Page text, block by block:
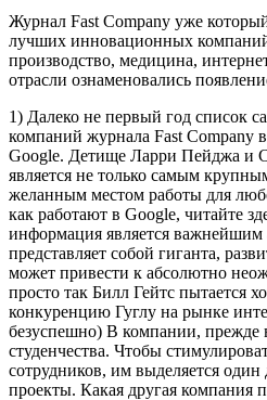
Журнал Fast Company уже
лучших инновационных
производство, медицина,
отрасли ознаменовались
1) Далеко не первый год список
компаний журнала Fast Company
Google. Детище Ларри Пейджа и
является не только самым
желанным местом работы для
как работают в Google, читайте
информация является важнейшим
представляет собой гиганта,
может привести к абсолютно
просто так Билл Гейтс пытается
конкуренцию Гуглу на рынке
безуспешно) В компании, прежде
студенчества. Чтобы
сотрудников, им выделяется
проекты. Какая другая компания